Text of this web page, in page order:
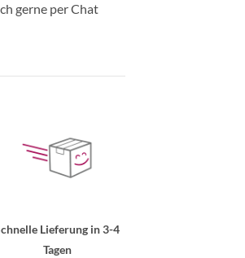
gerne per Chat
Lieferung in 3-4
Tagen